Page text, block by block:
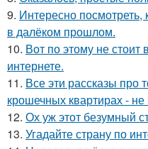
9. Интересно
в далёком прошлом.
10. Вот по этому не
интернете.
11. Все эти рассказы про
крошечных квартирах - не
12. Ох уж этот безумный
13. Угадайте страну по